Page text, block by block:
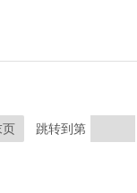
页 跳转到第